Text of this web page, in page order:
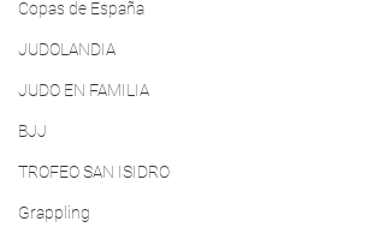
Copas de España
JUDOLANDIA
JUDO EN FAMILIA
BJJ
TROFEO SAN ISIDRO
Grappling